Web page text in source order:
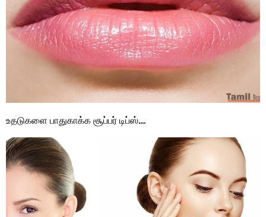
உதடுகளை பாதுகாக்க சூப்பர் டிப்ஸ்….